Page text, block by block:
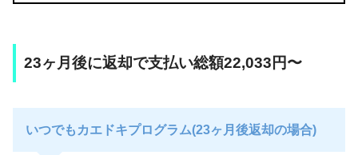
23ヶ月後に返却で支払い総額22,033円〜
いつでもカエドキプログラム(23ヶ月後返却の場合)